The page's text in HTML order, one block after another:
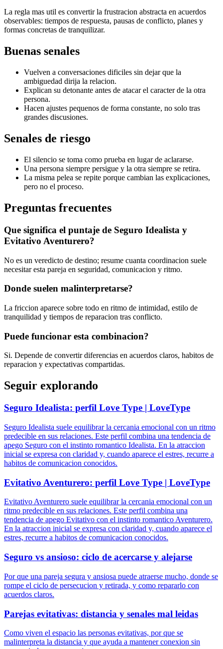
La regla mas util es convertir la frustracion abstracta en acuerdos
observables: tiempos de respuesta, pausas de conflicto, planes y
formas concretas de tranquilizar.
Buenas senales
Vuelven a conversaciones dificiles sin dejar que la
ambiguedad dirija la relacion.
Explican su detonante antes de atacar el caracter de la otra
persona.
Hacen ajustes pequenos de forma constante, no solo tras
grandes discusiones.
Senales de riesgo
El silencio se toma como prueba en lugar de aclararse.
Una persona siempre persigue y la otra siempre se retira.
La misma pelea se repite porque cambian las explicaciones,
pero no el proceso.
Preguntas frecuentes
Que significa el puntaje de Seguro Idealista y
Evitativo Aventurero?
No es un veredicto de destino; resume cuanta coordinacion suele
necesitar esta pareja en seguridad, comunicacion y ritmo.
Donde suelen malinterpretarse?
La friccion aparece sobre todo en ritmo de intimidad, estilo de
tranquilidad y tiempos de reparacion tras conflicto.
Puede funcionar esta combinacion?
Si. Depende de convertir diferencias en acuerdos claros, habitos de
reparacion y expectativas compartidas.
Seguir explorando
Seguro Idealista: perfil Love Type | LoveType
Seguro Idealista suele equilibrar la cercania emocional con un ritmo
predecible en sus relaciones. Este perfil combina una tendencia de
apego Seguro con el instinto romantico Idealista. En la atraccion
inicial se expresa con claridad y, cuando aparece el estres, recurre a
habitos de comunicacion conocidos.
Evitativo Aventurero: perfil Love Type | LoveType
Evitativo Aventurero suele equilibrar la cercania emocional con un
ritmo predecible en sus relaciones. Este perfil combina una
tendencia de apego Evitativo con el instinto romantico Aventurero.
En la atraccion inicial se expresa con claridad y, cuando aparece el
estres, recurre a habitos de comunicacion conocidos.
Seguro vs ansioso: ciclo de acercarse y alejarse
Por que una pareja segura y ansiosa puede atraerse mucho, donde se
rompe el ciclo de persecucion y retirada, y como repararlo con
acuerdos claros.
Parejas evitativas: distancia y senales mal leidas
Como viven el espacio las personas evitativas, por que se
malinterpreta la distancia y que ayuda a mantener conexion sin